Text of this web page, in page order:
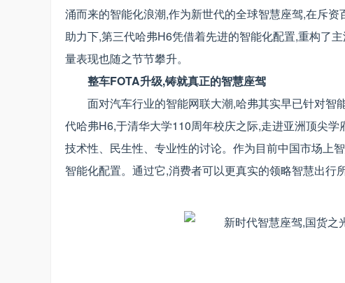
涌而来的智能化浪潮,作为新世代的全球智慧座驾,在斥
助力下,第三代哈弗H6凭借着先进的智能化配置,重构了
量表现也随之节节攀升。
整车FOTA升级,铸就真正的智慧座驾
面对汽车行业的智能网联大潮,哈弗其实早已针对
代哈弗H6,于清华大学110周年校庆之际,走进亚洲顶尖
技术性、民生性、专业性的讨论。作为目前中国市场上
智能化配置。通过它,消费者可以更真实的领略智慧出行